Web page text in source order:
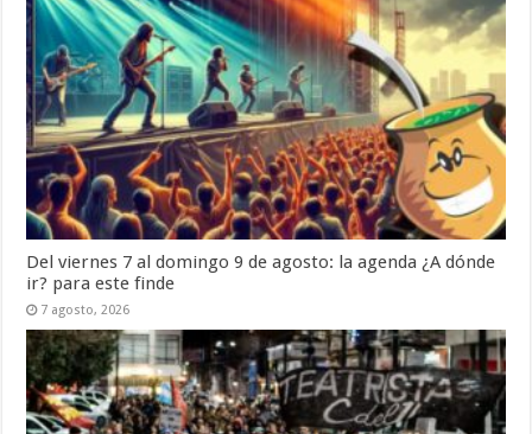
Del viernes 7 al domingo 9 de agosto: la agenda ¿A dónde
ir? para este finde
7 agosto, 2026